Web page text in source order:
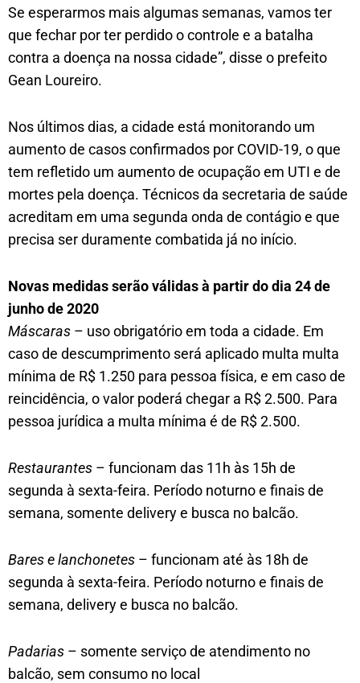
Se esperarmos mais algumas semanas, vamos ter
que fechar por ter perdido o controle e a batalha
contra a doença na nossa cidade”, disse o prefeito
Gean Loureiro.
Nos últimos dias, a cidade está monitorando um
aumento de casos confirmados por COVID-19, o que
tem refletido um aumento de ocupação em UTI e de
mortes pela doença. Técnicos da secretaria de saúde
acreditam em uma segunda onda de contágio e que
precisa ser duramente combatida já no início.
Novas medidas serão válidas à partir do dia 24 de
junho de 2020
Máscaras – uso obrigatório em toda a cidade. Em
caso de descumprimento será aplicado multa multa
mínima de R$ 1.250 para pessoa física, e em caso de
reincidência, o valor poderá chegar a R$ 2.500. Para
pessoa jurídica a multa mínima é de R$ 2.500.
Restaurantes – funcionam das 11h às 15h de
segunda à sexta-feira. Período noturno e finais de
semana, somente delivery e busca no balcão.
Bares e lanchonetes – funcionam até às 18h de
segunda à sexta-feira. Período noturno e finais de
semana, delivery e busca no balcão.
Padarias – somente serviço de atendimento no
balcão, sem consumo no local